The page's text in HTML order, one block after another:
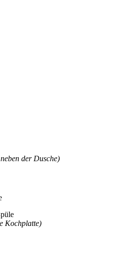
der Dusche)
Kochplatte)